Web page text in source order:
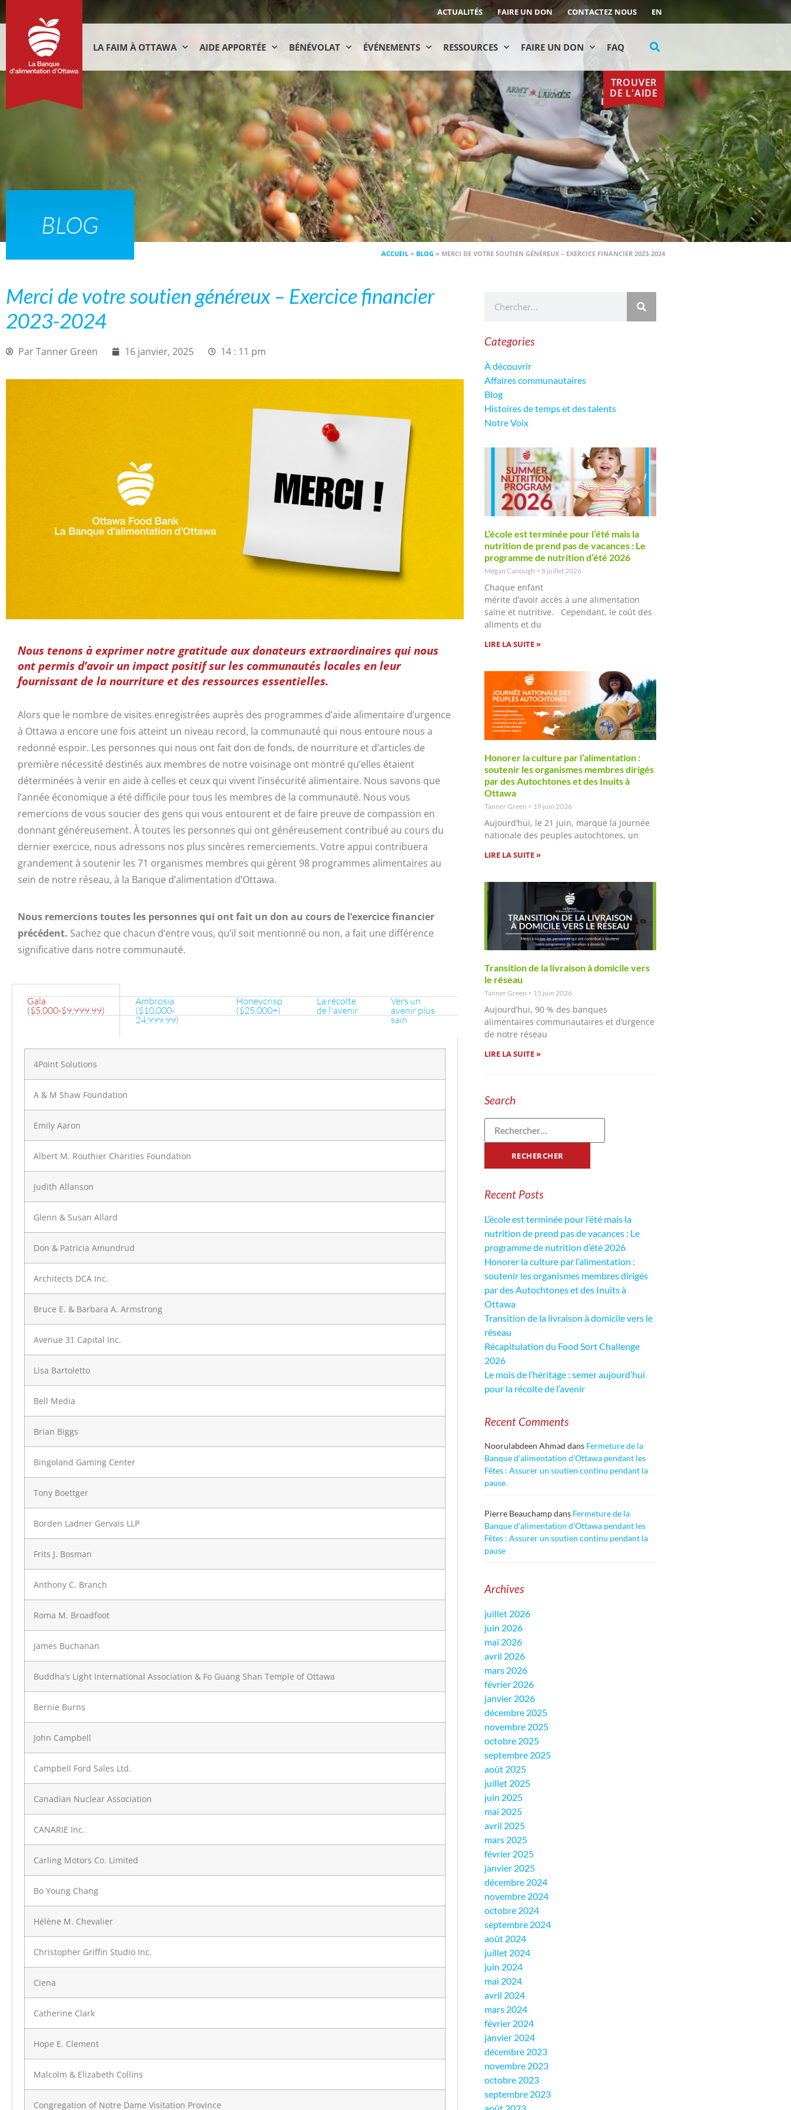
ACTUALITÉS FAIRE UN DON CONTACTEZ NOUS EN
LA FAIM À OTTAWA AIDE APPORTÉE BÉNÉVOLAT ÉVÉNEMENTS RESSOURCES FAIRE UN DON FAQ
TROUVER
DE L'AIDE
BLOG
ACCUEIL » BLOG » MERCI DE VOTRE SOUTIEN GÉNÉREUX – EXERCICE FINANCIER 2023-2024
Merci de votre soutien généreux – Exercice financier
2023-2024
ParTanner Green 16 janvier, 2025 14 : 11 pm
Nous tenons à exprimer notre gratitude aux donateurs extraordinaires qui nous
ont permis d’avoir un impact positif sur les communautés locales en leur
fournissant de la nourriture et des ressources essentielles.
Alors que le nombre de visites enregistrées auprès des programmes d’aide alimentaire d’urgence
à Ottawa a encore une fois atteint un niveau record, la communauté qui nous entoure nous a
redonné espoir. Les personnes qui nous ont fait don de fonds, de nourriture et d’articles de
première nécessité destinés aux membres de notre voisinage ont montré qu’elles étaient
déterminées à venir en aide à celles et ceux qui vivent l’insécurité alimentaire. Nous savons que
l’année économique a été difficile pour tous les membres de la communauté. Nous vous
remercions de vous soucier des gens qui vous entourent et de faire preuve de compassion en
donnant généreusement. À toutes les personnes qui ont généreusement contribué au cours du
dernier exercice, nous adressons nos plus sincères remerciements. Votre appui contribuera
grandement à soutenir les 71 organismes membres qui gèrent 98 programmes alimentaires au
sein de notre réseau, à la Banque d’alimentation d’Ottawa.
Nous remercions toutes les personnes qui ont fait un don au cours de l’exercice financier
précédent. Sachez que chacun d’entre vous, qu’il soit mentionné ou non, a fait une différence
significative dans notre communauté.
Gala
($5,000-$9,999.99)
Ambrosia
($10,000-
24,999.99)
Honeycrisp
($25,000+)
La récolte
de l'avenir
Vers un
avenir plus
sain
4Point Solutions
A & M Shaw Foundation
Emily Aaron
Albert M. Routhier Charities Foundation
Judith Allanson
Glenn & Susan Allard
Don & Patricia Amundrud
Architects DCA Inc.
Bruce E. & Barbara A. Armstrong
Avenue 31 Capital Inc.
Lisa Bartoletto
Bell Media
Brian Biggs
Bingoland Gaming Center
Tony Boettger
Borden Ladner Gervais LLP
Frits J. Bosman
Anthony C. Branch
Roma M. Broadfoot
James Buchanan
Buddha’s Light International Association & Fo Guang Shan Temple of Ottawa
Bernie Burns
John Campbell
Campbell Ford Sales Ltd.
Canadian Nuclear Association
CANARIE Inc.
Carling Motors Co. Limited
Bo Young Chang
Hélène M. Chevalier
Christopher Griffin Studio Inc.
Ciena
Catherine Clark
Hope E. Clement
Malcolm & Elizabeth Collins
Congregation of Notre Dame Visitation Province
Categories
À découvrir
Affaires communautaires
Blog
Histoires de temps et des talents
Notre Voix
L’école est terminée pour l’été mais la
nutrition de prend pas de vacances : Le
programme de nutrition d’été 2026
Megan Canough 8 juillet 2026
Chaque enfant
mérite d’avoir accès à une alimentation
saine et nutritive. Cependant, le coût des
aliments et du
LIRE LA SUITE »
Honorer la culture par l’alimentation :
soutenir les organismes membres dirigés
par des Autochtones et des Inuits à
Ottawa
Tanner Green 19 juin 2026
Aujourd’hui, le 21 juin, marque la Journée
nationale des peuples autochtones, un
LIRE LA SUITE »
Transition de la livraison à domicile vers
le réseau
Tanner Green 15 juin 2026
Aujourd’hui, 90 % des banques
alimentaires communautaires et d’urgence
de notre réseau
LIRE LA SUITE »
Search
Recent Posts
L’école est terminée pour l’été mais la
nutrition de prend pas de vacances : Le
programme de nutrition d’été 2026
Honorer la culture par l’alimentation :
soutenir les organismes membres dirigés
par des Autochtones et des Inuits à
Ottawa
Transition de la livraison à domicile vers le
réseau
Récapitulation du Food Sort Challenge
2026
Le mois de l’héritage : semer aujourd’hui
pour la récolte de l’avenir
Recent Comments
Noorulabdeen Ahmad dans Fermeture de la
Banque d’alimentation d’Ottawa pendant les
Fêtes : Assurer un soutien continu pendant la
pause
Pierre Beauchampdans Fermeture de la
Banque d’alimentation d’Ottawa pendant les
Fêtes : Assurer un soutien continu pendant la
pause
Archives
juillet 2026
juin 2026
mai 2026
avril 2026
mars 2026
février 2026
janvier 2026
décembre 2025
novembre 2025
octobre 2025
septembre 2025
août 2025
juillet 2025
juin 2025
mai 2025
avril 2025
mars 2025
février 2025
janvier 2025
décembre 2024
novembre 2024
octobre 2024
septembre 2024
août 2024
juillet 2024
juin 2024
mai 2024
avril 2024
mars 2024
février 2024
janvier 2024
décembre 2023
novembre 2023
octobre 2023
septembre 2023